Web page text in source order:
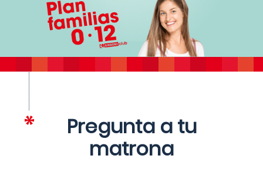
Pregunta a tu
matrona